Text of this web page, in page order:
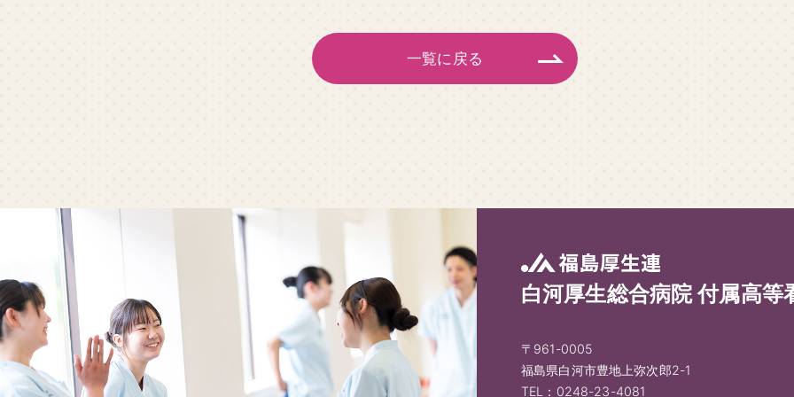
一覧に戻る
白河厚生総合病院 付属高等
〒961-0005
福島県白河市豊地上弥次郎2-1
TEL：0248-23-4081